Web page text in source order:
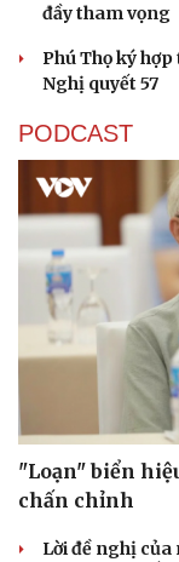
Dinh dưỡng - món
Cây thuốc
Sản phụ khoa
Nhi khoa
Nam khoa
Làm đẹp - giảm cân
Phòng mạch online
Ăn sạch sống khỏe
đầy tham vọng
Phú Thọ ký
Nghị quyết 57
PODCAST
"Loạn" biển
chấn chỉnh
Lời đề nghị